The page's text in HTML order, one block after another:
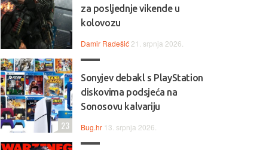
za posljednje vikende u
kolovozu
Damir Radešić 21. srpnja 2026.
Sonyjev debakl s PlayStation
diskovima podsjeća na
Sonosovu kalvariju
Bug.hr 13. srpnja 2026.
23